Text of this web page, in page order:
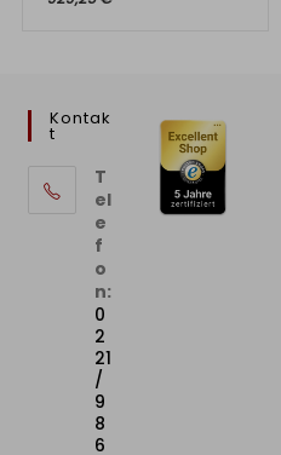
Kontak
T
T
el
e
f
o
n:
0
2
21
/
9
8
6